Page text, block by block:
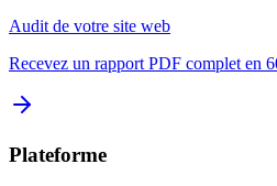
Audit de votre site web
Recevez un rapport PDF complet en
Plateforme